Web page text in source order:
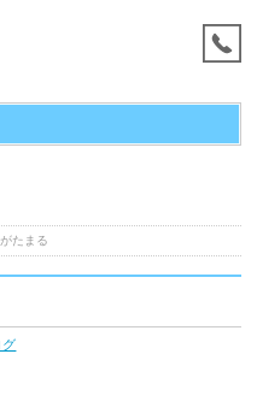
たまる
グ